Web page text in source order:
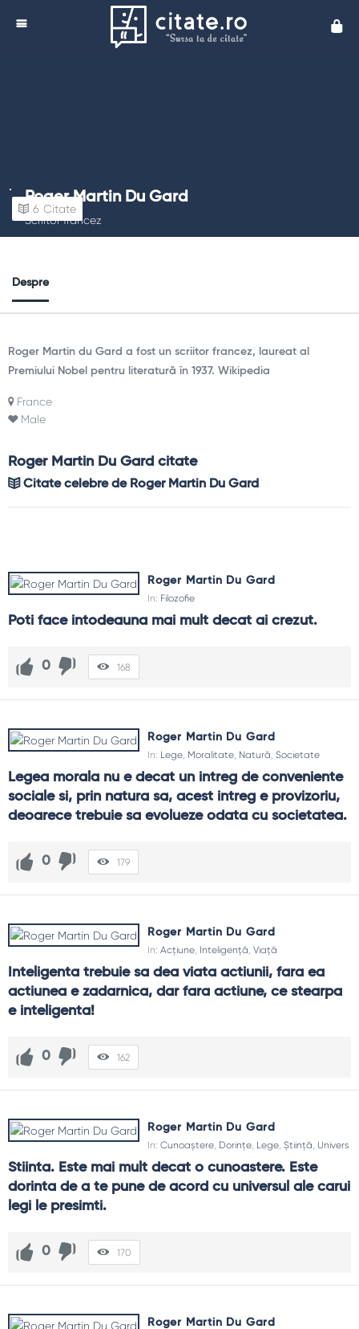
Roger Martin Du Gard
Scriitor francez
6 Citate
Despre
Roger Martin du Gard a fost un scriitor francez, laureat al
Premiului Nobel pentru literatură în 1937. Wikipedia
France
Male
Roger Martin Du Gard citate
Citate celebre de Roger Martin Du Gard
Roger Martin Du Gard
In: Filozofie
Poti face intodeauna mai mult decat ai crezut.
0 168
Roger Martin Du Gard
In: Lege, Moralitate, Natură, Societate
Legea morala nu e decat un intreg de conveniente
sociale si, prin natura sa, acest intreg e provizoriu,
deoarece trebuie sa evolueze odata cu societatea.
0 179
Roger Martin Du Gard
In: Acțiune, Inteligență, Viață
Inteligenta trebuie sa dea viata actiunii, fara ea
actiunea e zadarnica, dar fara actiune, ce stearpa
e inteligenta!
0 162
Roger Martin Du Gard
In: Cunoaștere, Dorințe, Lege, Știință, Univers
Stiinta. Este mai mult decat o cunoastere. Este
dorinta de a te pune de acord cu universul ale carui
legi le presimti.
0 170
Roger Martin Du Gard